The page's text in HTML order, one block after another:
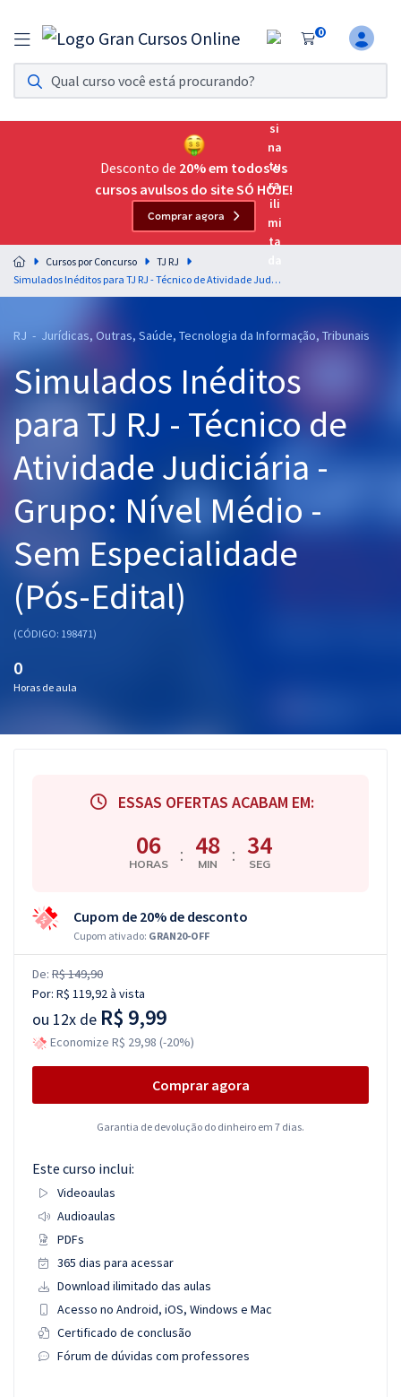
0
Assinatura Ilimitada 11
Acesso a todos os cursos. Teste grátis por 7 dias!
Assinatura OAB Até Passar
Acesso ilimitado a toda preparação para o Exame da
Residências Multiprofissionais
Preparação completa e intensiva para as principais
residências em saúde do Brasil
Cursos 20% OFF
Pós
Graduação
OAB
Questões grátis
Aprovados
Desconto de 20% em todos os
cursos avulsos do site SÓ HOJE!
Comprar agora
Cursos por Concurso
TJ RJ
Simulados Inéditos para TJ RJ - Técnico de Atividade Judiciária - Grupo: Nível Médio - Sem Especialidade (Pós-Edital)
RJ - Jurídicas, Outras, Saúde, Tecnologia da Informação, Tribunais
Simulados Inéditos
para TJ RJ - Técnico de
Atividade Judiciária -
Grupo: Nível Médio -
Sem Especialidade
(Pós-Edital)
(CÓDIGO: 198471)
0
Horas de aula
ESSAS OFERTAS ACABAM EM:
06
HORAS : 48
MIN : 34
SEG
Cupom de 20% de desconto
Cupom ativado: GRAN20-OFF
De: R$ 149,90
Por: R$ 119,92à vista
ou 12x de R$ 9,99
Economize R$ 29,98 (-20%)
Comprar agora
Garantia de devolução do dinheiro em 7 dias.
Este curso inclui:
Videoaulas
Audioaulas
PDFs
365 dias para acessar
Download ilimitado das aulas
Acesso no Android, iOS, Windows e Mac
Certificado de conclusão
Fórum de dúvidas com professores